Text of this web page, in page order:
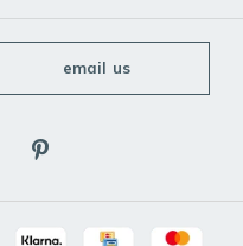
email us